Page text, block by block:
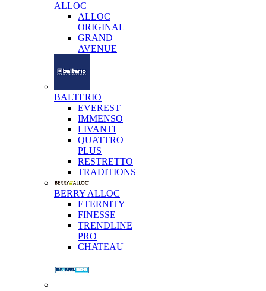
ALLOC
ALLOC
ORIGINAL
GRAND
AVENUE
BALTERIO
EVEREST
IMMENSO
LIVANTI
QUATTRO
PLUS
RESTRETTO
TRADITIONS
BERRY ALLOC
ETERNITY
FINESSE
TRENDLINE
PRO
CHATEAU